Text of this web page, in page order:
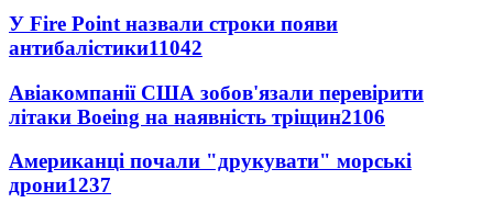
У Fire Point назвали строки появи
антибалістики11042
Авіакомпанії США зобов'язали перевірити
літаки Boeing на наявність тріщин2106
Американці почали "друкувати" морські
дрони1237